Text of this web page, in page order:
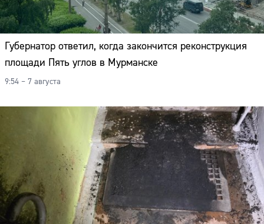
Губернатор ответил, когда закончится реконструкция
площади Пять углов в Мурманске
9:54 – 7 августа